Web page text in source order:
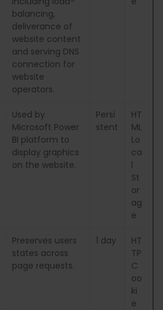
balancing,
deliverance of
website content
and serving DNS
connection for
website
operators.
Used by
Microsoft Power
BI platform to
display graphics
on the website.
Persi
stent
HT
ML
Lo
ca
l
St
or
ag
e
Preserves users
states across
page requests.
1 day
HT
TP
C
oo
ki
e